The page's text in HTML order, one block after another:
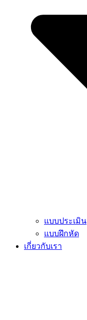
แบบประเมิน
แบบฝึกหัด
เกี่ยวกับเรา